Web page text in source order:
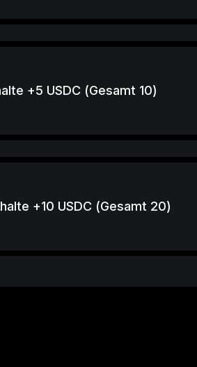
+5 USDC (Gesamt 10)
+10 USDC (Gesamt 20)